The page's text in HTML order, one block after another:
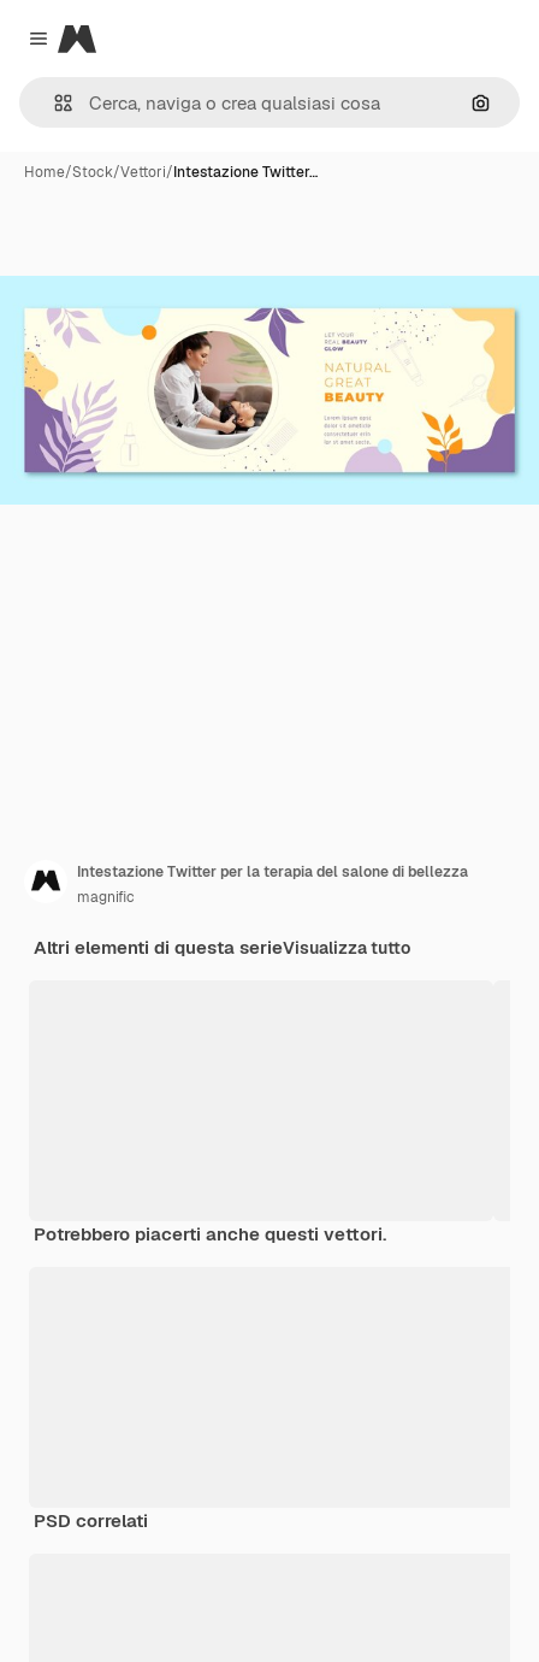
Close menu
Magnific
Cerca
Home/Stock/Vettori/Intestazione Twitter…
Intestazione Twitter per la terapia del salone di bellezza
magnific
Altri elementi di questa serieVisualizza tutto
Potrebbero piacerti anche questi vettori.
PSD correlati